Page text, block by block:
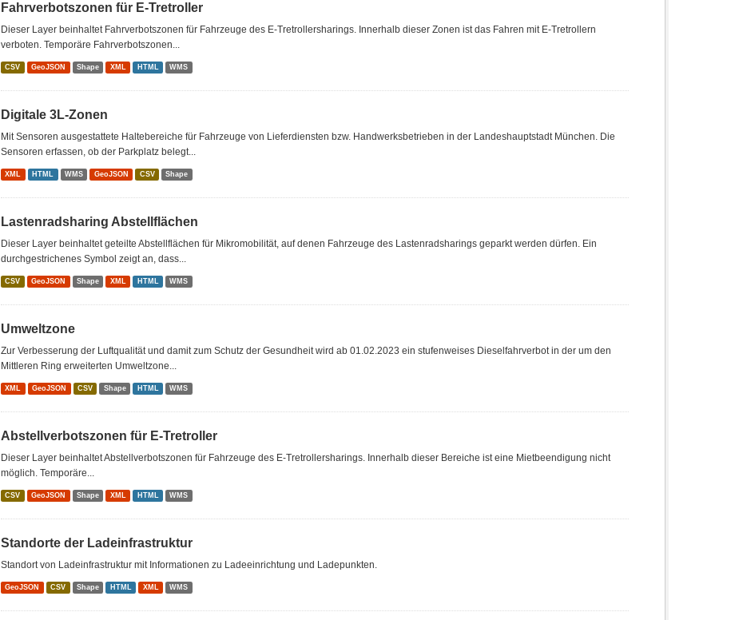
Fahrverbotszonen für E-Tretroller
Dieser Layer beinhaltet Fahrverbotszonen für Fahrzeuge des E-Tretrollersharings. Innerhalb dieser Zonen ist das Fahren mit E-Tretrollern
verboten. Temporäre Fahrverbotszonen...
CSV GeoJSON Shape XML HTML WMS
Digitale 3L-Zonen
Mit Sensoren ausgestattete Haltebereiche für Fahrzeuge von Lieferdiensten bzw. Handwerksbetrieben in der Landeshauptstadt München. Die
Sensoren erfassen, ob der Parkplatz belegt...
XML HTML WMS GeoJSON CSV Shape
Lastenradsharing Abstellflächen
Dieser Layer beinhaltet geteilte Abstellflächen für Mikromobilität, auf denen Fahrzeuge des Lastenradsharings geparkt werden dürfen. Ein
durchgestrichenes Symbol zeigt an, dass...
CSV GeoJSON Shape XML HTML WMS
Umweltzone
Zur Verbesserung der Luftqualität und damit zum Schutz der Gesundheit wird ab 01.02.2023 ein stufenweises Dieselfahrverbot in der um den
Mittleren Ring erweiterten Umweltzone...
XML GeoJSON CSV Shape HTML WMS
Abstellverbotszonen für E-Tretroller
Dieser Layer beinhaltet Abstellverbotszonen für Fahrzeuge des E-Tretrollersharings. Innerhalb dieser Bereiche ist eine Mietbeendigung nicht
möglich. Temporäre...
CSV GeoJSON Shape XML HTML WMS
Standorte der Ladeinfrastruktur
Standort von Ladeinfrastruktur mit Informationen zu Ladeeinrichtung und Ladepunkten.
GeoJSON CSV Shape HTML XML WMS